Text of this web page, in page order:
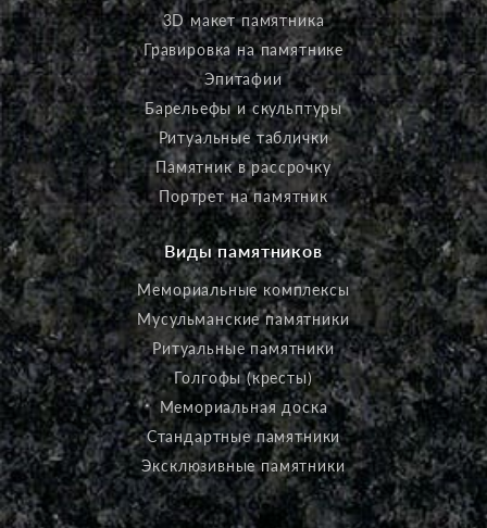
3D макет памятника
Гравировка на памятнике
Эпитафии
Барельефы и скульптуры
Ритуальные таблички
Памятник в рассрочку
Портрет на памятник
Виды памятников
Мемориальные комплексы
Мусульманские памятники
Ритуальные памятники
Голгофы (кресты)
Мемориальная доска
Стандартные памятники
Эксклюзивные памятники